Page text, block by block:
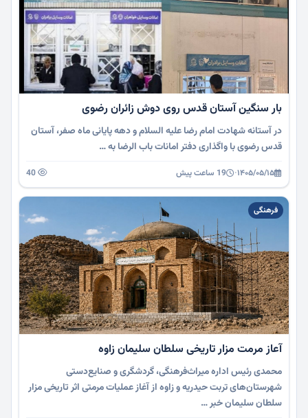
بار سنگین آستان قدس روی دوش زائران رضوی
در آستانه شهادت امام رضا علیه السلام و دهه پایانی ماه صفر، آستان
قدس رضوی با واگذاری دفتر امانات باب الرضا به …
۱۴۰۵/۰۵/۱۵· 19 ساعت پیش
فرهنگی
آعاز مرمت مزار تاریخی سلطان سلیمان زاوه
محمدی رئیس اداره میراث‌فرهنگی، گردشگری و صنایع‌دستی
شهرستان‌های تربت حیدریه و زاوه از آغاز عملیات مرمتی اثر تاریخی مزار
سلطان سلیمان خبر …